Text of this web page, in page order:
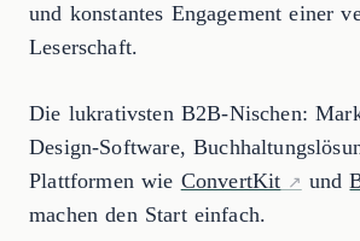
und konstantes Engagement einer
Leserschaft.
Die lukrativsten B2B-Nischen:
Design-Software,
Plattformen wie ConvertKit und
machen den Start einfach.